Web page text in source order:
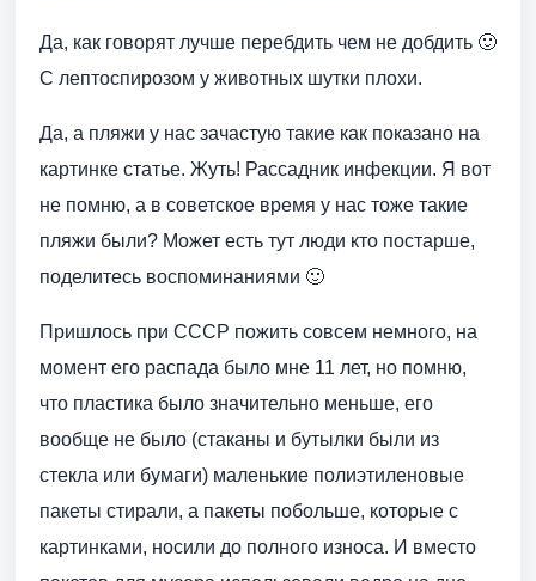
Да, как говорят лучше перебдить чем не добдить 🙂
С лептоспирозом у животных шутки плохи.
Да, а пляжи у нас зачастую такие как показано на
картинке статье. Жуть! Рассадник инфекции. Я вот
не помню, а в советское время у нас тоже такие
пляжи были? Может есть тут люди кто постарше,
поделитесь воспоминаниями 🙂
Пришлось при СССР пожить совсем немного, на
момент его распада было мне 11 лет, но помню,
что пластика было значительно меньше, его
вообще не было (стаканы и бутылки были из
стекла или бумаги) маленькие полиэтиленовые
пакеты стирали, а пакеты побольше, которые с
картинками, носили до полного износа. И вместо